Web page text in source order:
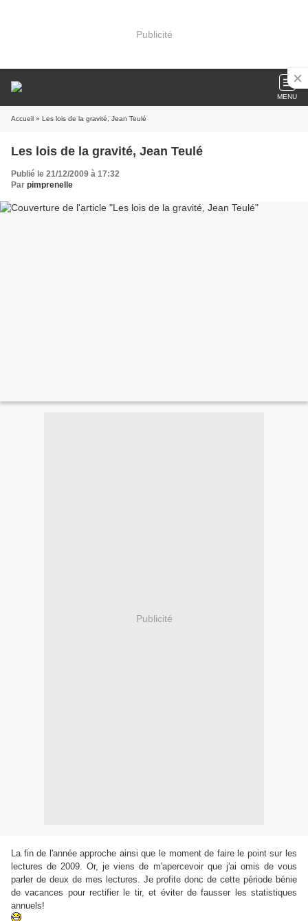
Publicité
MENU
Accueil » Les lois de la gravité, Jean Teulé
Les lois de la gravité, Jean Teulé
Publié le 21/12/2009 à 17:32
Par pimprenelle
Publicité
La fin de l'année approche ainsi que le moment de faire le point sur les
lectures de 2009. Or, je viens de m'apercevoir que j'ai omis de vous
parler de deux de mes lectures. Je profite donc de cette période bénie
de vacances pour rectifier le tir, et éviter de fausser les statistiques
annuels!